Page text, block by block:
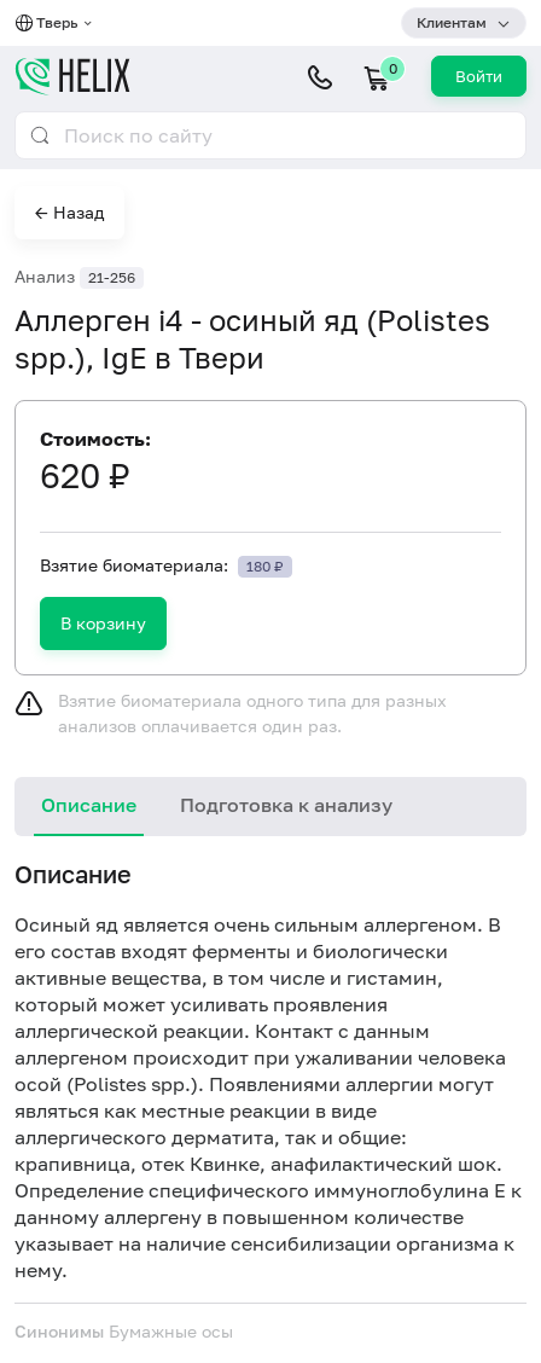
Тверь Клиентам
0 Войти
← Назад
Анализ 21-256
Аллерген i4 - осиный яд (Polistes
spp.), IgE в Твери
Стоимость:
620 ₽
Взятие биоматериала: 180 ₽
В корзину
Взятие биоматериала одного типа для разных
анализов оплачивается один раз.
Описание Подготовка к анализу
Описание
Осиный яд является очень сильным аллергеном. В
его состав входят ферменты и биологически
активные вещества, в том числе и гистамин,
который может усиливать проявления
аллергической реакции. Контакт с данным
аллергеном происходит при ужаливании человека
осой (Polistes spp.). Появлениями аллергии могут
являться как местные реакции в виде
аллергического дерматита, так и общие:
крапивница, отек Квинке, анафилактический шок.
Определение специфического иммуноглобулина Е к
данному аллергену в повышенном количестве
указывает на наличие сенсибилизации организма к
нему.
Синонимы Бумажные осы